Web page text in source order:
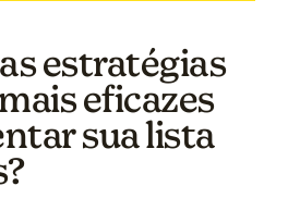
estratégias
eficazes
sua lista